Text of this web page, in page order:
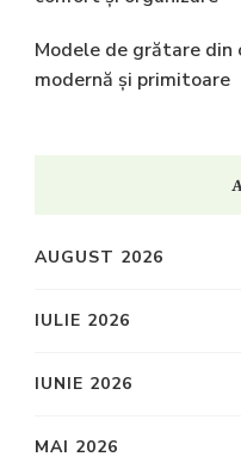
Modele de grătare din
modernă și primitoare
AUGUST 2026
IULIE 2026
IUNIE 2026
MAI 2026